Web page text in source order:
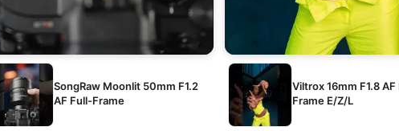
SongRaw Moonlit 50mm F1.2
AF Full-Frame
Viltrox 16mm F1.8
Frame E/Z/L